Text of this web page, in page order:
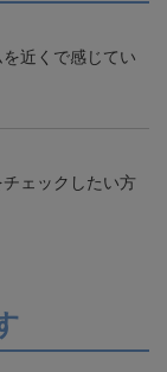
近くで感じてい
ェックしたい方